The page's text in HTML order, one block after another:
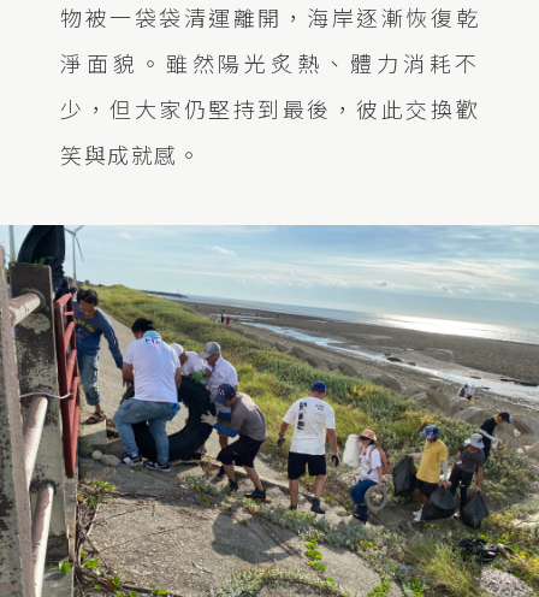
物被一袋袋清運離開，海岸逐漸恢復乾
淨面貌。雖然陽光炙熱、體力消耗不
少，但大家仍堅持到最後，彼此交換歡
笑與成就感。